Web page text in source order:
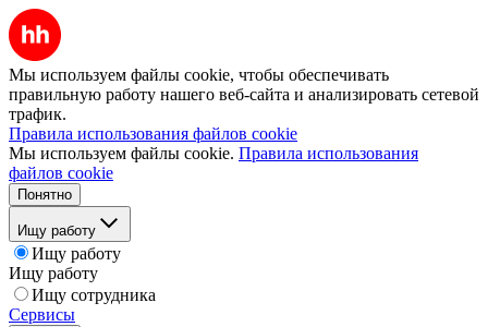
Мы используем файлы cookie, чтобы обеспечивать
правильную работу нашего веб-сайта и анализировать сетевой
трафик.
Правила использования файлов cookie
Мы используем файлы cookie. Правила использования
файлов cookie
Понятно
Ищу работу
Ищу работу
Ищу работу
Ищу сотрудника
Сервисы